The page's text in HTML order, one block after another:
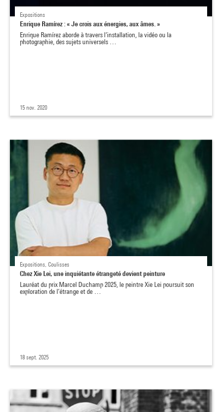
Expositions
Enrique Ramírez : « Je crois aux énergies, aux âmes. »
Enrique Ramírez aborde à travers l’installation, la vidéo ou la
photographie, des sujets universels …
15 nov. 2020
Expositions, Coulisses
Chez Xie Lei, une inquiétante étrangeté devient peinture
Lauréat du prix Marcel Duchamp 2025, le peintre Xie Lei poursuit son
exploration de l’étrange et de …
18 sept. 2025